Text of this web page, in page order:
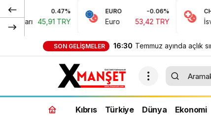
0.47%
45,91 TRY
EURO -0.06%
Euro 53,42 TRY
CHF
SON GELIŞMELER 16:30 Temmuz ayında açlık
bin 389 TL, yoksulluk
bin 818 TL oldu
Kıbrıs Türkiye Dünya Ekonomi